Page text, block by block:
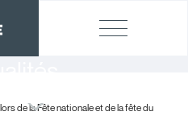
de la Fête nationale et de la fête du